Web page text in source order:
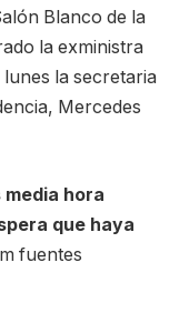
Blanco de la
la exministra
la secretaria
Mercedes
hora
que haya
fuentes